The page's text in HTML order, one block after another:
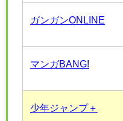
ガンガンONLINE
マンガBANG!
少年ジャンプ＋